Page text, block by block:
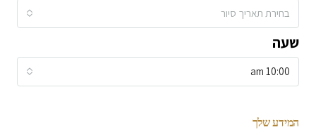
בחירת תאריך סיור
שעה
10:00 am
המידע שלך